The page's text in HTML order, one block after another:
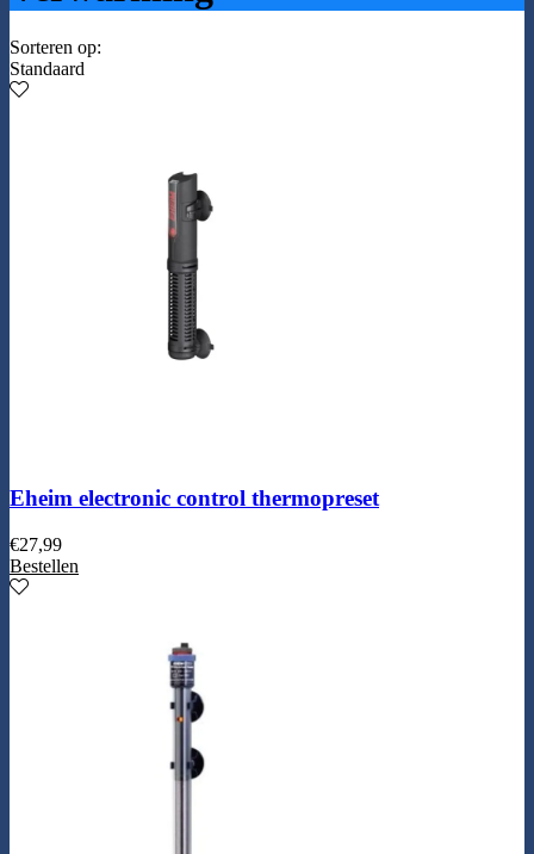
Sorteren op:
Standaard
Eheim electronic control thermopreset
€27,99
Bestellen